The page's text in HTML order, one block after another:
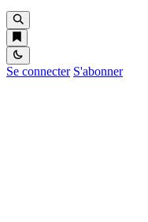
Se connecter S'abonner